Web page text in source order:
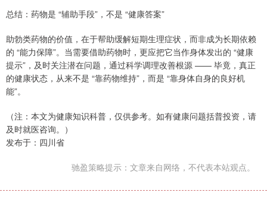
总结：药物是 “辅助手段”，不是 “健康答案”
助勃类药物的价值，在于帮助缓解短期生理症状，而非成为长期依赖
的 “能力保障”。当需要借助药物时，更应把它当作身体发出的 “健康
提示”，及时关注潜在问题，通过科学调理改善根源 —— 毕竟，真正
的健康状态，从来不是 “靠药物维持”，而是 “靠身体自身的良好机
能”。
（注：本文为健康知识科普，仅供参考。如有健康问题括普投资，请
及时就医咨询。）
发布于：四川省
驰盈策略提示：文章来自网络，不代表本站观点。